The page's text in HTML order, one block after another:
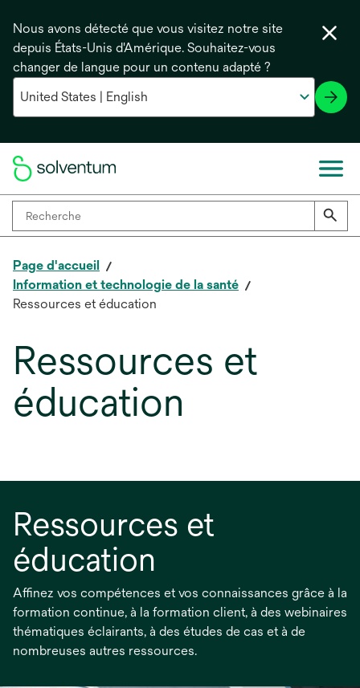
Nous avons détecté que vous visitez notre site
depuis États-Unis d'Amérique. Souhaitez-vous
changer de langue pour un contenu adapté ?
Page d'accueil
Information et technologie de la santé
Ressources et éducation
Ressources et
éducation
Ressources et
éducation
Affinez vos compétences et vos connaissances grâce à la
formation continue, à la formation client, à des webinaires
thématiques éclairants, à des études de cas et à de
nombreuses autres ressources.